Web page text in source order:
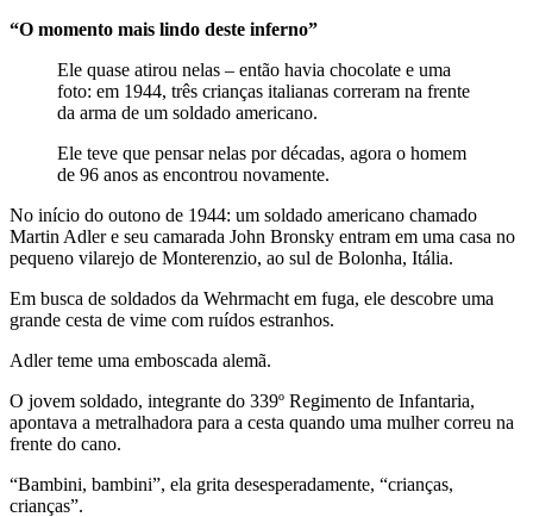
“O momento mais lindo deste inferno”
Ele quase atirou nelas – então havia chocolate e uma
foto: em 1944, três crianças italianas correram na frente
da arma de um soldado americano.
Ele teve que pensar nelas por décadas, agora o homem
de 96 anos as encontrou novamente.
No início do outono de 1944: um soldado americano chamado
Martin Adler e seu camarada John Bronsky entram em uma casa no
pequeno vilarejo de Monterenzio, ao sul de Bolonha, Itália.
Em busca de soldados da Wehrmacht em fuga, ele descobre uma
grande cesta de vime com ruídos estranhos.
Adler teme uma emboscada alemã.
O jovem soldado, integrante do 339º Regimento de Infantaria,
apontava a metralhadora para a cesta quando uma mulher correu na
frente do cano.
“Bambini, bambini”, ela grita desesperadamente, “crianças,
crianças”.